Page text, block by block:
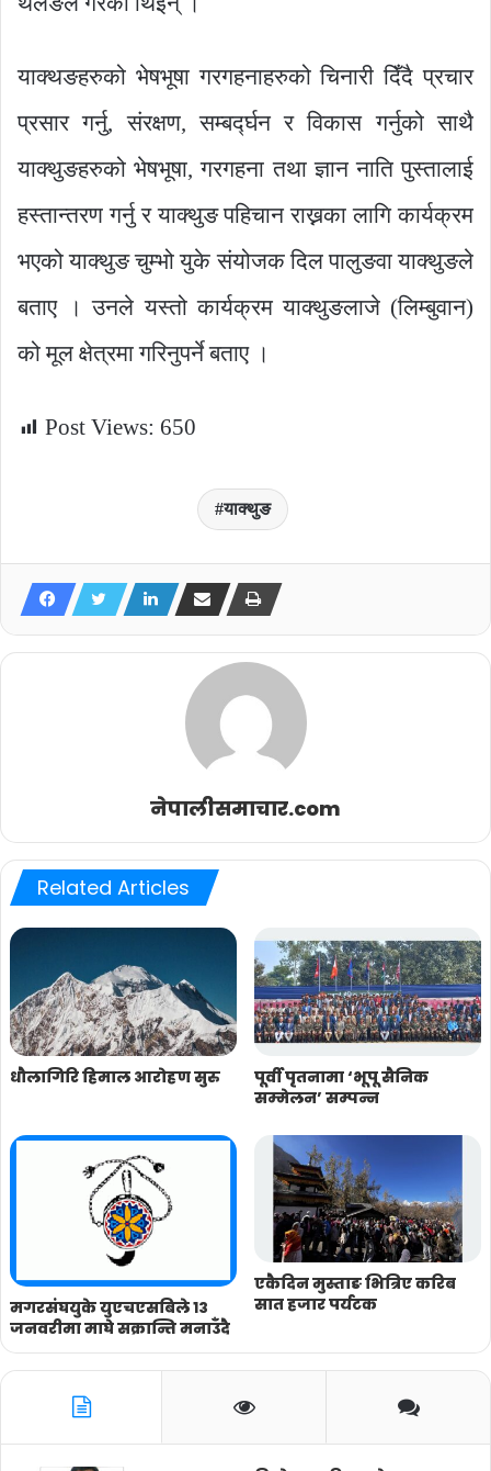
याक्थङहरुको भेषभूषा गरगहनाहरुको चिनारी दिँदै प्रचार
प्रसार गर्नु, संरक्षण, सम्बर्द्घन र विकास गर्नुको साथै
याक्थुङहरुको भेषभूषा, गरगहना तथा ज्ञान नाति पुस्तालाई
हस्तान्तरण गर्नु र याक्थुङ पहिचान राख्नका लागि कार्यक्रम
भएको याक्थुङ चुम्भो युके संयोजक दिल पालुङवा याक्थुङले
बताए । उनले यस्तो कार्यक्रम याक्थुङलाजे (लिम्बुवान)
को मूल क्षेत्रमा गरिनुपर्ने बताए ।
Post Views: 650
याक्थुङ
नेपालीसमाचार.com
Related Articles
धौलागिरि हिमाल आरोहण सुरु
पूर्वी पृतनामा ‘भूपू सैनिक
सम्मेलन’ सम्पन्न
मगरसंघयुके युएचएसबिले १३
जनवरीमा माघे सक्रान्ति मनाउँदै
एकैदिन मुस्ताङ भित्रिए करिब
सात हजार पर्यटक